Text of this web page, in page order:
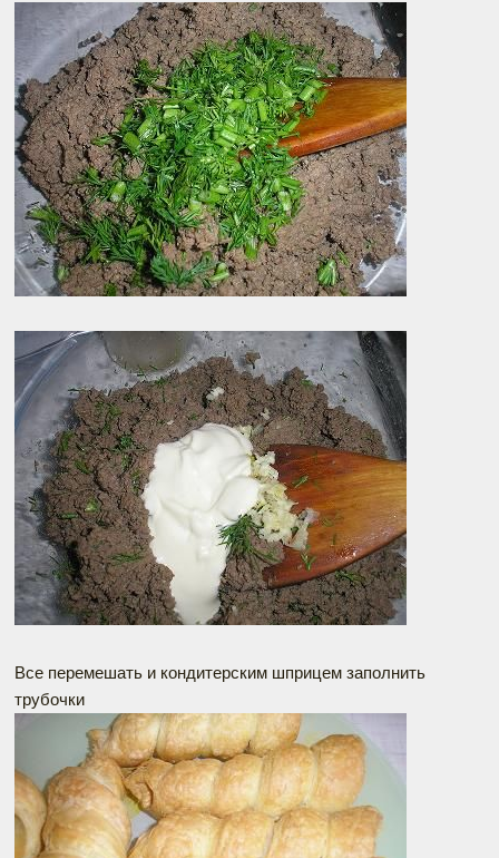
Все перемешать и кондитерским шприцем заполнить
трубочки